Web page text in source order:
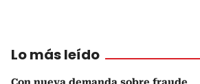
Lo más leído